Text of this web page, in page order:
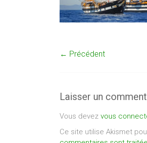
← Précédent
Laisser un
Vous devez vous
Ce site utilise Akismet